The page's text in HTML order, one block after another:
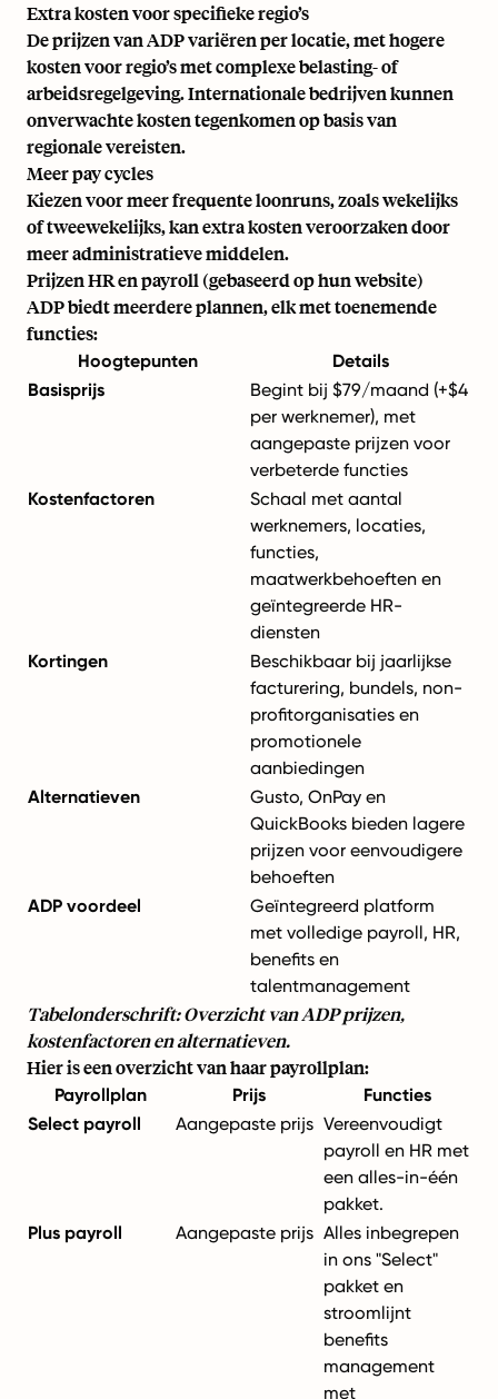
Extra kosten voor specifieke regio’s
De prijzen van ADP variëren per locatie, met hogere
kosten voor regio’s met complexe belasting- of
arbeidsregelgeving. Internationale bedrijven kunnen
onverwachte kosten tegenkomen op basis van
regionale vereisten.
Meer pay cycles
Kiezen voor meer frequente loonruns, zoals wekelijks
of tweewekelijks, kan extra kosten veroorzaken door
meer administratieve middelen.
Prijzen HR en payroll (gebaseerd op hun website)
ADP biedt meerdereplannen, elk met toenemende
functies:
Hoogtepunten
Details
Basisprijs
Begint bij $79/maand (+$4
per werknemer), met
aangepaste prijzen voor
verbeterde functies
Kostenfactoren
Schaal met aantal
werknemers, locaties,
functies,
maatwerkbehoeften en
geïntegreerde HR-
diensten
Kortingen
Beschikbaar bij jaarlijkse
facturering, bundels, non-
profitorganisaties en
promotionele
aanbiedingen
Alternatieven
Gusto, OnPay en
QuickBooks bieden lagere
prijzen voor eenvoudigere
behoeften
ADP voordeel
Geïntegreerd platform
met volledige payroll, HR,
benefits en
talentmanagement
Tabelonderschrift: Overzicht van ADP prijzen,
kostenfactoren en alternatieven.
Hier is een overzicht van haar payrollplan:
Payrollplan Prijs
Functies
Select payroll
Aangepaste prijs Vereenvoudigt
payroll en HR met
een alles-in-één
pakket.
Plus payroll
Aangepaste prijs Alles inbegrepen
in ons "Select"
pakket en
stroomlijnt
benefits
management
met